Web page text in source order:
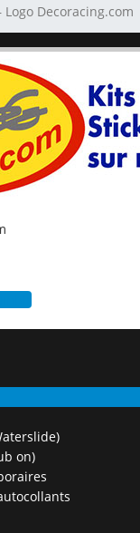
Logo Decoracing.com
on)